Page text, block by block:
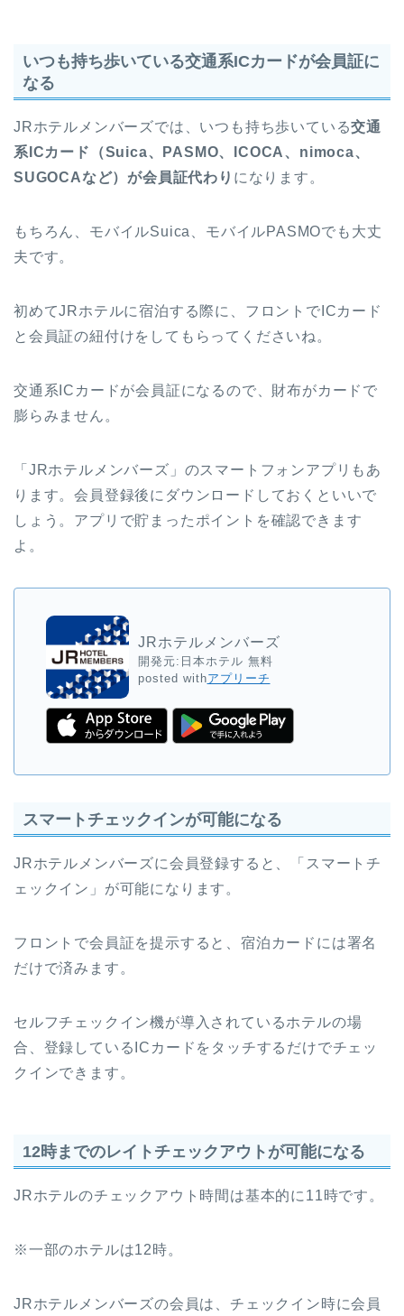
いつも持ち歩いている交通系ICカードが会員証に
なる
JRホテルメンバーズでは、いつも持ち歩いている交通
系ICカード（Suica、PASMO、ICOCA、nimoca、
SUGOCAなど）が会員証代わり になります。
もちろん、モバイルSuica、モバイルPASMOでも大丈
夫です。
初めてJRホテルに宿泊する際に、フロントでICカード
と会員証の紐付けをしてもらってくださいね。
交通系ICカードが会員証になるので、財布がカードで
膨らみません。
「JRホテルメンバーズ」のスマートフォンアプリもあ
ります。会員登録後にダウンロードしておくといいで
しょう。アプリで貯まったポイントを確認できます
よ。
JRホテルメンバーズ
開発元: 日本ホテル 無料
posted withアプリーチ
スマートチェックインが可能になる
JRホテルメンバーズに会員登録すると、「スマートチ
ェックイン」が可能になります。
フロントで会員証を提示すると、宿泊カードには署名
だけで済みます。
セルフチェックイン機が導入されているホテルの場
合、登録しているICカードをタッチするだけでチェッ
クインできます。
12時までのレイトチェックアウトが可能になる
JRホテルのチェックアウト時間は基本的に11時です。
※一部のホテルは12時。
JRホテルメンバーズの会員は、チェックイン時に会員